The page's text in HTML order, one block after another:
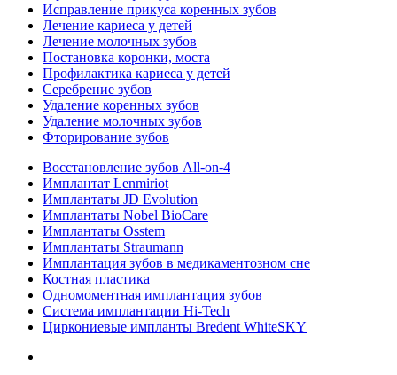
Исправление прикуса коренных зубов
Лечение кариеса у детей
Лечение молочных зубов
Постановка коронки, моста
Профилактика кариеса у детей
Серебрение зубов
Удаление коренных зубов
Удаление молочных зубов
Фторирование зубов
Восстановление зубов All‑on‑4
Имплантат Lenmiriot
Имплантаты JD Evolution
Имплантаты Nobel BioСare
Имплантаты Osstem
Имплантаты Straumann
Имплантация зубов в медикаментозном сне
Костная пластика
Одномоментная имплантация зубов
Система имплантации Hi-Tech
Циркониевые импланты Bredent WhiteSKY